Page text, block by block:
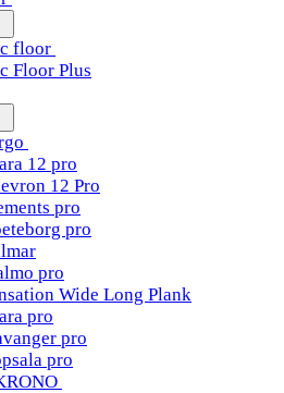
floor
Floor Plus
12 pro
12 Pro
pro
pro
pro
Wide Long Plank
pro
pro
pro